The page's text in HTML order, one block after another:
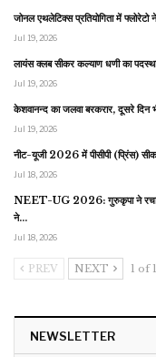
जोनल एथलेटिक्स प्रतियोगिता में
Jul 19, 2026
लायंस क्लब सीकर कल्याण धणी का
Jul 19, 2026
केशवानन्द का जलवा बरकरार, दूसरे दिन
Jul 19, 2026
नीट-यूजी 2026 में पीसीपी (प्रिंस) सीकर
Jul 18, 2026
NEET-UG 2026: गुरुकृपा ने रचा
ने…
Jul 18, 2026
PREV NEXT 1 of
NEWSLETTER